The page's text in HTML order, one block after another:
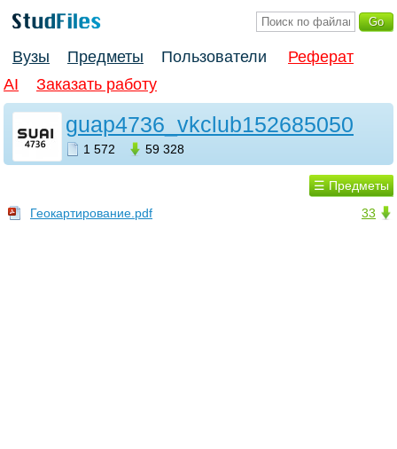
Вузы Предметы Пользователи
Реферат
AI
Заказать работу
guap4736_vkclub152685050
1 572 59 328
☰ Предметы
33
Геокартирование.pdf